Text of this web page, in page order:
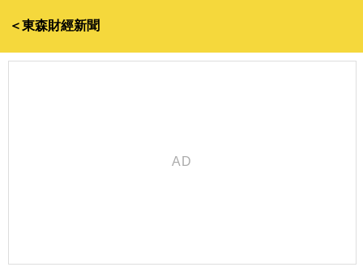
＜東森財經新聞